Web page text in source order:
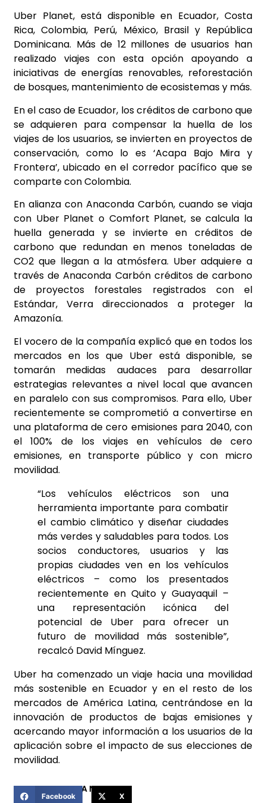
Uber Planet, está disponible en Ecuador, Costa
Rica, Colombia, Perú, México, Brasil y República
Dominicana. Más de 12 millones de usuarios han
realizado viajes con esta opción apoyando a
iniciativas de energías renovables, reforestación
de bosques, mantenimiento de ecosistemas y más.
En el caso de Ecuador, los créditos de carbono que
se adquieren para compensar la huella de los
viajes de los usuarios, se invierten en proyectos de
conservación, como lo es ‘Acapa Bajo Mira y
Frontera’, ubicado en el corredor pacífico que se
comparte con Colombia.
En alianza con Anaconda Carbón, cuando se viaja
con Uber Planet o Comfort Planet, se calcula la
huella generada y se invierte en créditos de
carbono que redundan en menos toneladas de
CO2 que llegan a la atmósfera. Uber adquiere a
través de Anaconda Carbón créditos de carbono
de proyectos forestales registrados con el
Estándar, Verra direccionados a proteger la
Amazonía.
El vocero de la compañía explicó que en todos los
mercados en los que Uber está disponible, se
tomarán medidas audaces para desarrollar
estrategias relevantes a nivel local que avancen
en paralelo con sus compromisos. Para ello, Uber
recientemente se comprometió a convertirse en
una plataforma de cero emisiones para 2040, con
el 100% de los viajes en vehículos de cero
emisiones, en transporte público y con micro
movilidad.
“Los vehículos eléctricos son una
herramienta importante para combatir
el cambio climático y diseñar ciudades
más verdes y saludables para todos. Los
socios conductores, usuarios y las
propias ciudades ven en los vehículos
eléctricos – como los presentados
recientemente en Quito y Guayaquil –
una representación icónica del
potencial de Uber para ofrecer un
futuro de movilidad más sostenible”,
recalcó David Mínguez.
Uber ha comenzado un viaje hacia una movilidad
más sostenible en Ecuador y en el resto de los
mercados de América Latina, centrándose en la
innovación de productos de bajas emisiones y
acercando mayor información a los usuarios de la
aplicación sobre el impacto de sus elecciones de
movilidad.
COMPARTIR ESTA NOTICIA
Facebook X